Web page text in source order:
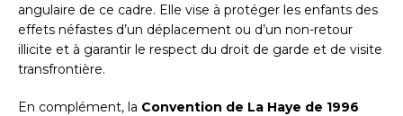
angulaire de ce cadre. Elle vise à protéger les enfants des
effets néfastes d’un déplacement ou d’un non-retour
illicite et à garantir le respect du droit de garde et de visite
transfrontière.
En complément, la Convention de La Haye de 1996